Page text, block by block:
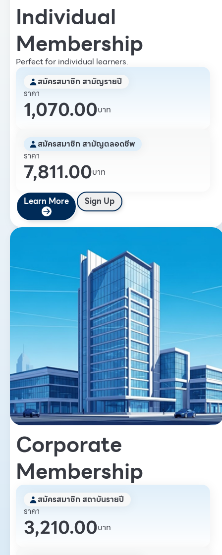
Individual
Membership
Perfect for individual learners.
สมัครสมาชิก สามัญรายปี
ราคา
1,070.00บาท
สมัครสมาชิก สามัญตลอดชีพ
ราคา
7,811.00บาท
Learn More Sign Up
Corporate
Membership
สมัครสมาชิก สถาบันรายปี
ราคา
3,210.00บาท